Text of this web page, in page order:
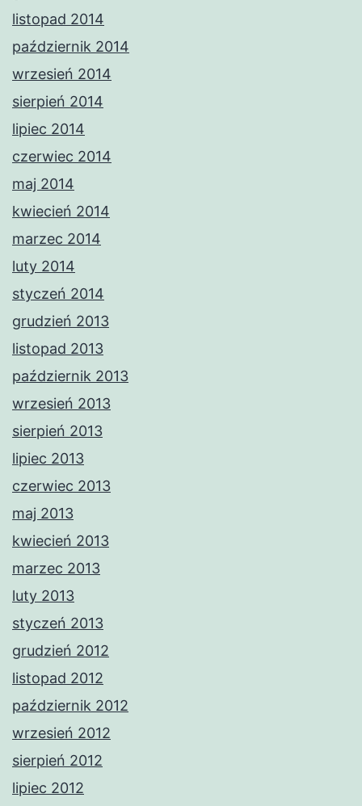
listopad 2014
październik 2014
wrzesień 2014
sierpień 2014
lipiec 2014
czerwiec 2014
maj 2014
kwiecień 2014
marzec 2014
luty 2014
styczeń 2014
grudzień 2013
listopad 2013
październik 2013
wrzesień 2013
sierpień 2013
lipiec 2013
czerwiec 2013
maj 2013
kwiecień 2013
marzec 2013
luty 2013
styczeń 2013
grudzień 2012
listopad 2012
październik 2012
wrzesień 2012
sierpień 2012
lipiec 2012